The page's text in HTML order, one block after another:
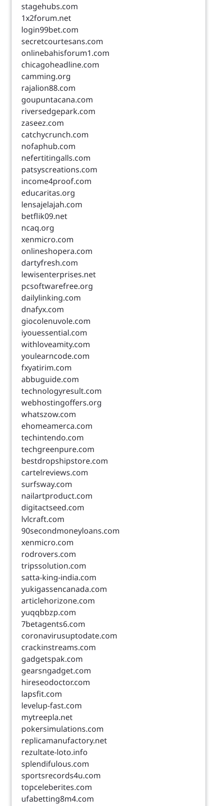
stagehubs.com
1x2forum.net
login99bet.com
secretcourtesans.com
onlinebahisforum1.com
chicagoheadline.com
camming.org
rajalion88.com
goupuntacana.com
riversedgepark.com
zaseez.com
catchycrunch.com
nofaphub.com
nefertitingalls.com
patsyscreations.com
income4proof.com
educaritas.org
lensajelajah.com
betflik09.net
ncaq.org
xenmicro.com
onlineshopera.com
dartyfresh.com
lewisenterprises.net
pcsoftwarefree.org
dailylinking.com
dnafyx.com
giocolenuvole.com
iyouessential.com
withloveamity.com
youlearncode.com
fxyatirim.com
abbuguide.com
technologyresult.com
webhostingoffers.org
whatszow.com
ehomeamerca.com
techintendo.com
techgreenpure.com
bestdropshipstore.com
cartelreviews.com
surfsway.com
nailartproduct.com
digitactseed.com
lvlcraft.com
90secondmoneyloans.com
xenmicro.com
rodrovers.com
tripssolution.com
satta-king-india.com
yukigassencanada.com
articlehorizone.com
yuqqbbzp.com
7betagents6.com
coronavirusuptodate.com
crackinstreams.com
gadgetspak.com
gearsngadget.com
hireseodoctor.com
lapsfit.com
levelup-fast.com
mytreepla.net
pokersimulations.com
replicamanufactory.net
rezultate-loto.info
splendifulous.com
sportsrecords4u.com
topceleberites.com
ufabetting8m4.com